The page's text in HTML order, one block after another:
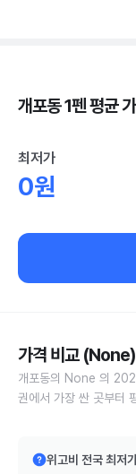
개포동 1펜 평균
최저가
0원
가격 비교 (None)
개포동의 None 의
권에서 가장 싼 곳부터
위고비 전국 최저